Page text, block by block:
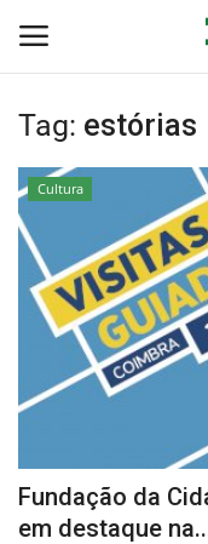
Login
Home
...by Descla
Desporto
Contactos
Sobre Nós
Educação
Tag: estórias
Cultura
Fundação da
em destaque